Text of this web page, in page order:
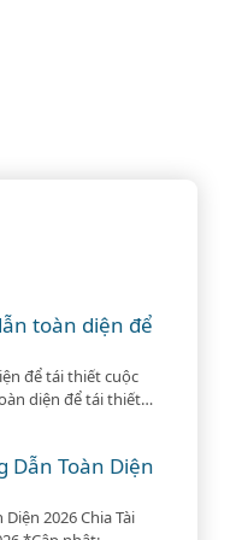
toàn diện để
để tái thiết cuộc
diện để tái thiết
Dẫn Toàn Diện
2026 Chia Tài